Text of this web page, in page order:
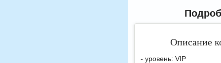
Описание
- уровень: VIP